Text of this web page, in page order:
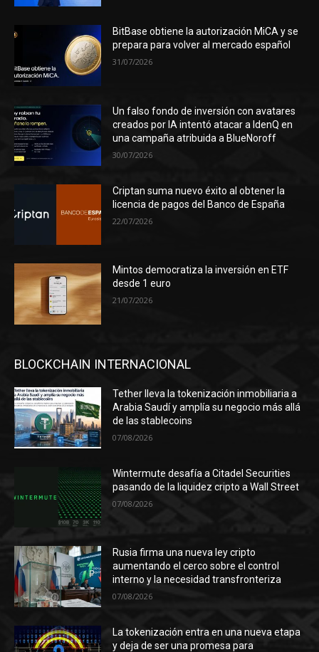
BitBase obtiene la autorización MiCA y se
prepara para volver al mercado español
31/07/2026
Un falso fondo de inversión con avatares
creados por IA intentó atacar a IdenQ en
una campaña atribuida a BlueNoroff
30/07/2026
Criptan suma nuevo éxito al obtener la
licencia de pagos del Banco de España
22/07/2026
Mintos democratiza la inversión en ETF
desde 1 euro
21/07/2026
BLOCKCHAIN INTERNACIONAL
Tether lleva la tokenización inmobiliaria a
Arabia Saudí y amplía su negocio más allá
de las stablecoins
07/08/2026
Wintermute desafía a Citadel Securities
pasando de la liquidez cripto a Wall Street
07/08/2026
Rusia firma una nueva ley cripto
aumentando el cerco sobre el control
interno y la necesidad transfronteriza
07/08/2026
La tokenización entra en una nueva etapa
y deja de ser una promesa para